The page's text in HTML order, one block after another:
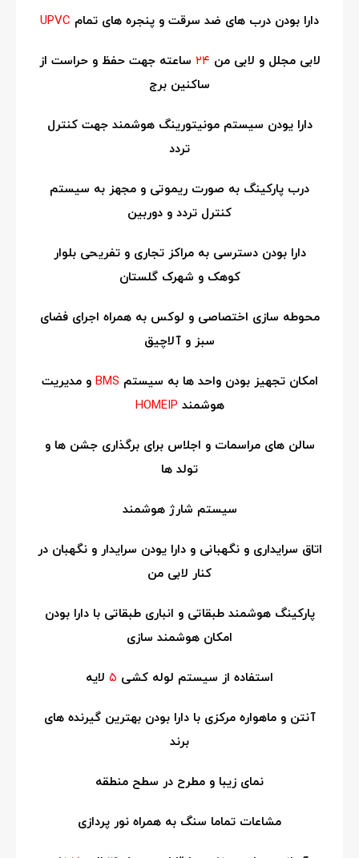
دارا بودن درب های ضد سرقت و پنجره های تمام UPVC
لابی مجلل و لابی من ۲۴ ساعته جهت حفظ و حراست از
ساکنین برج
دارا یودن سیستم مونیتورینگ هوشمند جهت کنترل
تردد
درب پارکینگ به صورت ریموتی و مجهز به سیستم
کنترل تردد و دوربین
دارا بودن دسترسی به مراکز تجاری و تفریحی بلوار
کوهک و شهرک گلستان
محوطه سازی اختصاصی و لوکس به همراه اجرای فضای
سبز و آلاچیق
امکان تجهیز بودن واحد ها به سیستم BMS و مدیریت
هوشمند HOMEIP
سالن های مراسمات و اجلاس برای برگذاری جشن ها و
تولد ها
سیستم شارژ هوشمند
اتاق سرایداری و نگهبانی و دارا یودن سرایدار و نگهبان در
کنار لابی من
پارکینگ هوشمند طبقاتی و انباری طبقاتی با دارا بودن
امکان هوشمند سازی
استفاده از سیستم لوله کشی ۵ لایه
آنتن و ماهواره مرکزی با دارا بودن بهترین گیرنده های
برند
نمای زیبا و مطرح در سطح منطقه
مشاعات تماما سنگ به همراه نور پردازی